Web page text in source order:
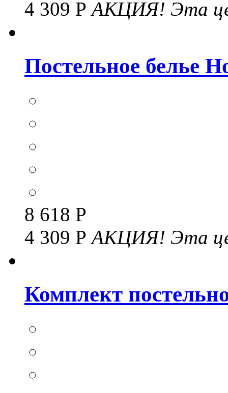
4 309 РАКЦИЯ! Эта
Постельное белье
8 618 Р
4 309 РАКЦИЯ! Эта
Комплект